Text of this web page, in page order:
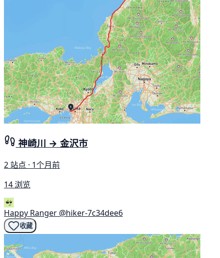
神崎川 → 金沢市
2 站点 · 1个月前
14 浏览
Happy Ranger @hiker-7c34dee6
收藏